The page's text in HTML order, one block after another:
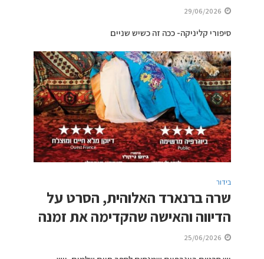
29/06/2026
סיפורי קליניקה- ככה זה כשיש שניים
בידור
שרה ברנארד האלוהית, הסרט על
הדיווה והאישה שהקדימה את זמנה
25/06/2026